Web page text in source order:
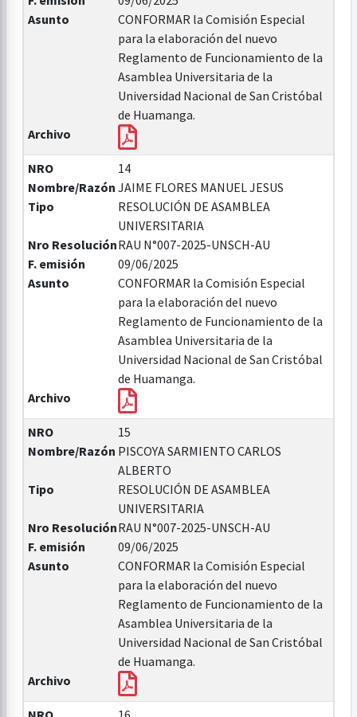
Asunto
CONFORMAR la Comisión Especial
para la elaboración del nuevo
Reglamento de Funcionamiento de la
Asamblea Universitaria de la
Universidad Nacional de San Cristóbal
de Huamanga.
Archivo
NRO
14
Nombre/Razón JAIME FLORES MANUEL JESUS
Tipo
RESOLUCIÓN DE ASAMBLEA
UNIVERSITARIA
Nro ResoluciónRAU N°007-2025-UNSCH-AU
F. emisión
09/06/2025
Asunto
CONFORMAR la Comisión Especial
para la elaboración del nuevo
Reglamento de Funcionamiento de la
Asamblea Universitaria de la
Universidad Nacional de San Cristóbal
de Huamanga.
Archivo
NRO
15
Nombre/Razón PISCOYA SARMIENTO CARLOS
ALBERTO
Tipo
RESOLUCIÓN DE ASAMBLEA
UNIVERSITARIA
Nro ResoluciónRAU N°007-2025-UNSCH-AU
F. emisión
09/06/2025
Asunto
CONFORMAR la Comisión Especial
para la elaboración del nuevo
Reglamento de Funcionamiento de la
Asamblea Universitaria de la
Universidad Nacional de San Cristóbal
de Huamanga.
Archivo